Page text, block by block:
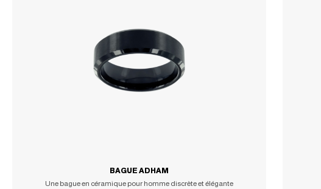
BAGUE ADHAM
Une bague en céramique pour homme discrète et élégante